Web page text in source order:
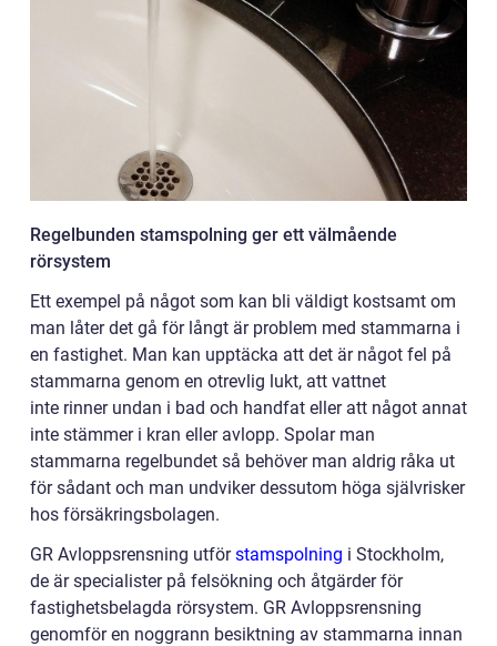
Regelbunden stamspolning ger ett välmående
rörsystem
Ett exempel på något som kan bli väldigt kostsamt om
man låter det gå för långt är problem med stammarna i
en fastighet. Man kan upptäcka att det är något fel på
stammarna genom en otrevlig lukt, att vattnet
inte rinner undan i bad och handfat eller att något annat
inte stämmer i kran eller avlopp. Spolar man
stammarna regelbundet så behöver man aldrig råka ut
för sådant och man undviker dessutom höga självrisker
hos försäkringsbolagen.
GR Avloppsrensning utförstamspolning i Stockholm,
de är specialister på felsökning och åtgärder för
fastighetsbelagda rörsystem. GR Avloppsrensning
genomför en noggrann besiktning av stammarna innan